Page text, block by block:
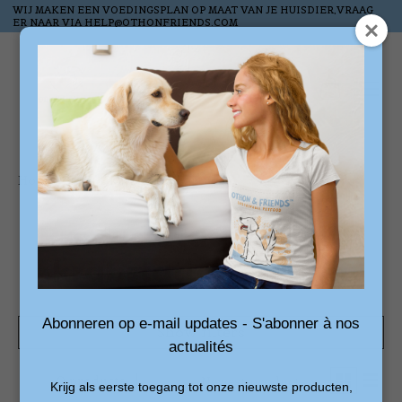
WIJ MAKEN EEN VOEDINGSPLAN OP MAAT VAN JE HUISDIER,VRAAG
ER NAAR VIA HELP@OTHONFRIENDS.COM
Wish List
Home / Tags krabstation op voet
Products tagged with
krabstation op voet
Show filters
0 products Sort by Newest products
Abonneren op e-mail updates - S'abonner à nos
actualités
Krijg als eerste toegang tot onze nieuwste producten,